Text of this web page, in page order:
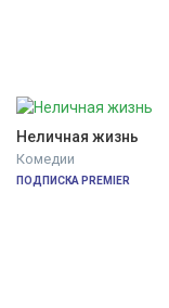
Неличная жизнь
Комедии
ПОДПИСКА PREMIER